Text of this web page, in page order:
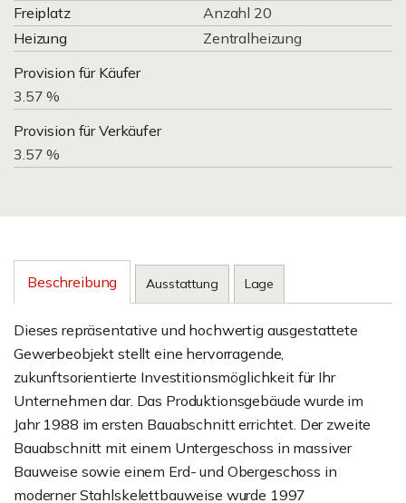
Freiplatz
Anzahl 20
Heizung
Zentralheizung
Provision für Käufer
3.57 %
Provision für Verkäufer
3.57 %
Beschreibung Ausstattung Lage
Dieses repräsentative und hochwertig ausgestattete
Gewerbeobjekt stellt eine hervorragende,
zukunftsorientierte Investitionsmöglichkeit für Ihr
Unternehmen dar. Das Produktionsgebäude wurde im
Jahr 1988 im ersten Bauabschnitt errichtet. Der zweite
Bauabschnitt mit einem Untergeschoss in massiver
Bauweise sowie einem Erd- und Obergeschoss in
moderner Stahlskelettbauweise wurde 1997